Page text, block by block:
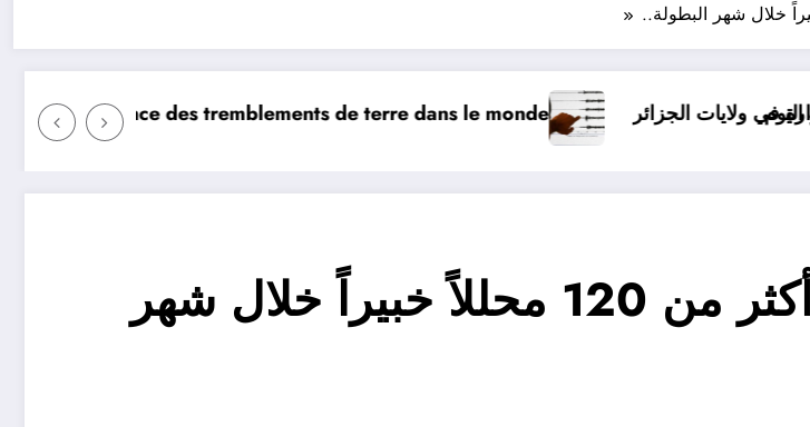
s’est-il produit aujourd’hui ? Surveillance des tremblements de terre dans le monde&
d’or aujourd’hui en Algérie
قنوات beIN SPORTS تستضيف أكثر من 120 محللاً خبيراً خلال شهر